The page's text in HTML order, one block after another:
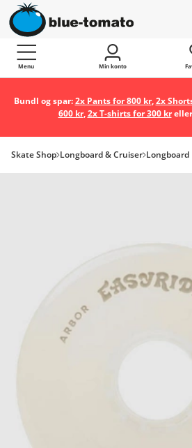
Menu Min konto
Bundl og spar:2x Pants for 800 kr,2x
600 kr,2x T-shirts for 300 kr
Skate Shop Longboard & Cruiser Longboard